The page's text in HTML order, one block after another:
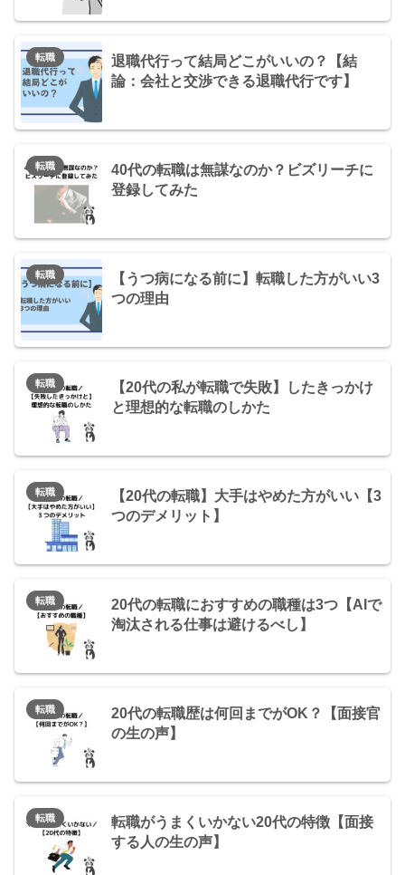
退職代行って結局どこがいいの？【結
論：会社と交渉できる退職代行です】
転職
40代の転職は無謀なのか？ビズリーチに
登録してみた
転職
【うつ病になる前に】転職した方がいい3
つの理由
転職
【20代の私が転職で失敗】したきっかけ
と理想的な転職のしかた
転職
【20代の転職】大手はやめた方がいい【3
つのデメリット】
転職
20代の転職におすすめの職種は3つ【AIで
淘汰される仕事は避けるべし】
転職
20代の転職歴は何回までがOK？【面接官
の生の声】
転職
転職がうまくいかない20代の特徴【面接
する人の生の声】
転職